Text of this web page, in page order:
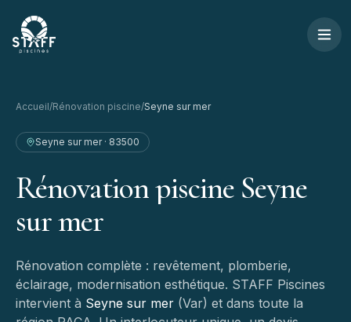
STAFF Piscines — Accueil
Accueil/Rénovation piscine/Seyne sur mer
Seyne sur mer· 83500
Rénovationpiscine Seyne
surmer
Rénovation complète : revêtement, plomberie,
éclairage, modernisation esthétique. STAFF Piscines
intervient à Seyne sur mer (Var) et dans toute la